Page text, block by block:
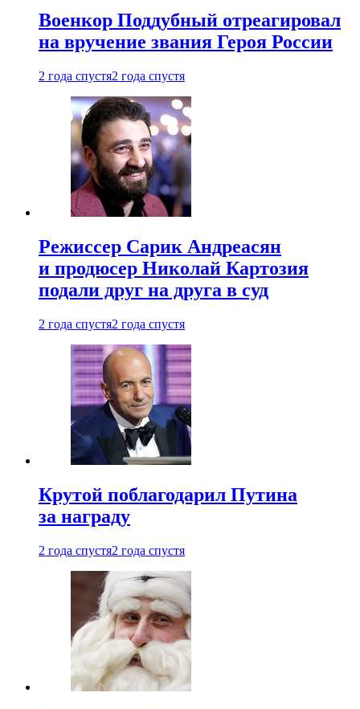
Военкор Поддубный отреагировал
на вручение звания Героя России
2 года спустя2 года спустя
Режиссер Сарик Андреасян
и продюсер Николай Картозия
подали друг на друга в суд
2 года спустя2 года спустя
Крутой поблагодарил Путина
за награду
2 года спустя2 года спустя